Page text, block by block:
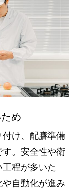
め
付け、配膳準備
す。安全性や衛
程が多いた
自動化が進み